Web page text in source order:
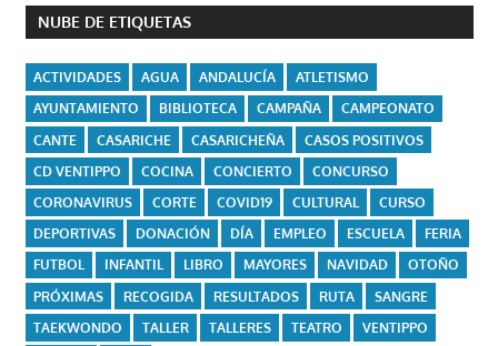
NUBE DE ETIQUETAS
ACTIVIDADES AGUA ANDALUCÍA
ATLETISMO
AYUNTAMIENTO
BIBLIOTECA CAMPAÑA
CAMPEONATO
CANTE
CASARICHE CASARICHEÑA
CASOS POSITIVOS
CD VENTIPPO
COCINA CONCIERTO
CONCURSO
CORONAVIRUS
CORTE COVID19 CULTURAL
CURSO
DEPORTIVAS
DONACIÓN DÍA EMPLEO ESCUELA
FERIA
FUTBOL
INFANTIL LIBRO MAYORES NAVIDAD
OTOÑO
PRÓXIMAS
RECOGIDA RESULTADOS RUTA
SANGRE
TAEKWONDO
TALLER TALLERES TEATRO
VENTIPPO